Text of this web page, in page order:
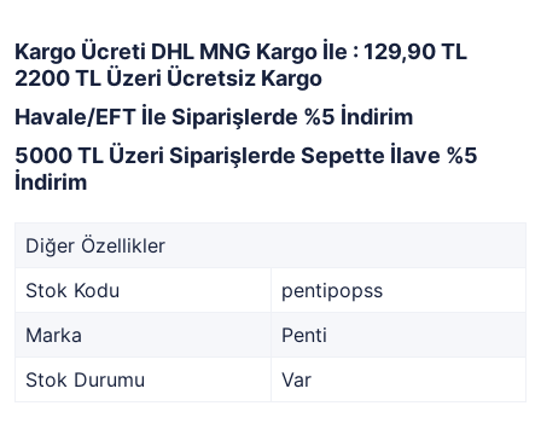
Kargo Ücreti DHL MNG Kargo İle : 129,90 TL
2200 TL Üzeri Ücretsiz Kargo
Havale/EFT İle Siparişlerde %5 İndirim
5000 TL Üzeri Siparişlerde Sepette İlave %5
İndirim
Diğer Özellikler
Stok Kodu
pentipopss
Marka
Penti
Stok Durumu
Var